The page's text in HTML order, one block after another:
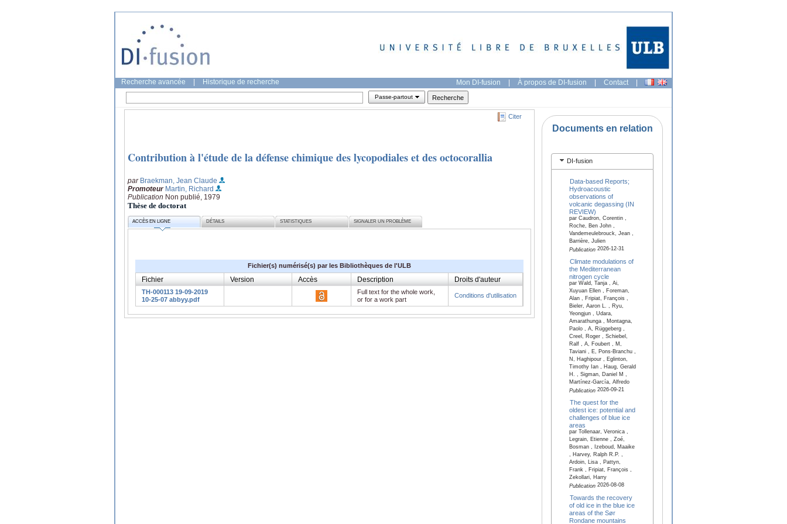
Recherche avancée Historique de recherche Mon DI-fusion | À propos de DI-fusion | Contact |
Passe-partout
Citer
Contribution à l'étude de la défense chimique des lycopodiales et des octocorallia
par Braekman, Jean Claude
Promoteur Martin, Richard
Publication Non publié, 1979
Thèse de doctorat
ACCÈS EN LIGNE DÉTAILS STATISTIQUES SIGNALER UN PROBLÈME
Fichier(s) numérisé(s) par les Bibliothèques de l'ULB
Fichier Version Accès Description Droits d'auteur
TH-000113 19-09-2019
10-25-07 abbyy.pdf
Full text for the whole work,
or for a work part
Conditions d'utilisation
Documents en relation
DI-fusion
Data-based Reports;
Hydroacoustic
observations of
volcanic degassing (IN
REVIEW)
par Caudron, Corentin ,
Roche, Ben John ,
Vandemeulebrouck, Jean ,
Barrière, Julien
Publication2026-12-31
Climate modulations of
the Mediterranean
nitrogen cycle
par Wald, Tanja , Ai,
Xuyuan Ellen , Foreman,
Alan , Fripiat, François ,
Bieler, Aaron L. , Ryu,
Yeongjun , Udara,
Amarathunga , Montagna,
Paolo , A, Rüggeberg ,
Creel, Roger , Schiebel,
Ralf , A, Foubert , M,
Taviani , E, Pons-Branchu ,
N, Haghipour , Eglinton,
Timothy Ian , Haug, Gerald
H. , Sigman, Daniel M ,
Martínez-García, Alfredo
Publication2026-09-21
The quest for the
oldest ice: potential and
challenges of blue ice
areas
par Tollenaar, Veronica ,
Legrain, Etienne , Zoé,
Bosman , Izeboud, Maaike
, Harvey, Ralph R.P. ,
Ardoin, Lisa , Pattyn,
Frank , Fripiat, François ,
Zekollari, Harry
Publication2026-08-08
Towards the recovery
of old ice in the blue ice
areas of the Sør
Rondane mountains